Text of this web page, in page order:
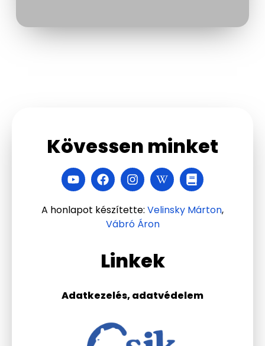
Linkek
Adatkezelés, adatvédelem
Kövessen minket
A honlapot készítette: Velinsky Márton,
Vábró Áron